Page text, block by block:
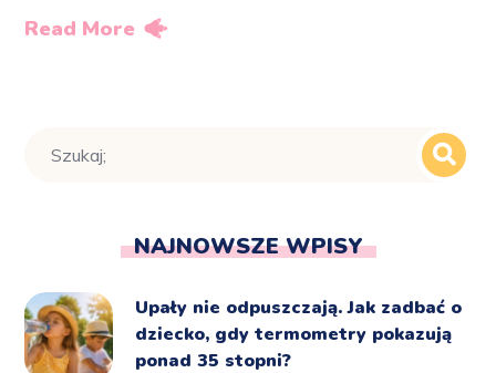
Read More
NAJNOWSZE WPISY
Upały nie odpuszczają. Jak zadbać o
dziecko, gdy termometry pokazują
ponad 35 stopni?